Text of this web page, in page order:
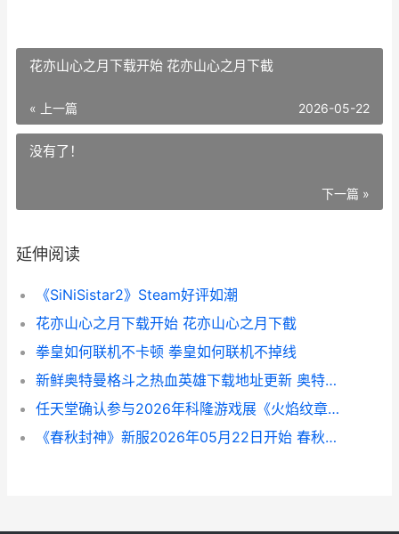
花亦山心之月下载开始 花亦山心之月下截
« 上一篇 2026-05-22
没有了！
下一篇 »
延伸阅读
《SiNiSistar2》Steam好评如潮
花亦山心之月下载开始 花亦山心之月下截
拳皇如何联机不卡顿 拳皇如何联机不掉线
新鲜奥特曼格斗之热血英雄下载地址更新 奥特曼格斗情况
任天堂确认参与2026年科隆游戏展《火焰纹章》新作有望首秀 任天堂确认码
《春秋封神》新服2026年05月22日开始 春秋封神所有演员表